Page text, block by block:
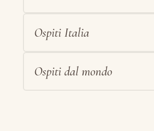
Ospiti Italia
Ospiti dal mondo